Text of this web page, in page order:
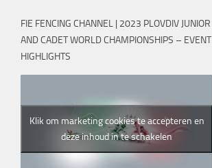
FIE FENCING CHANNEL | 2023 PLOVDIV JUNIOR
AND CADET WORLD CHAMPIONSHIPS – EVENT
HIGHLIGHTS
Klik om marketing cookies te accepteren en
deze inhoud in te schakelen